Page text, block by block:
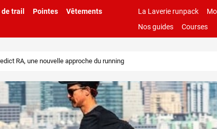
de trail Pointes
Vêtements
La Laverie runpack
Nos guides
Courses
RA, une nouvelle approche du running